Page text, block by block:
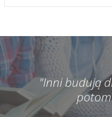
"Inni budują